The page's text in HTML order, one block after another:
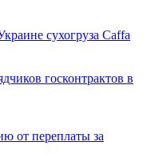
сухогруза Caffa
госконтрактов в
от переплаты за